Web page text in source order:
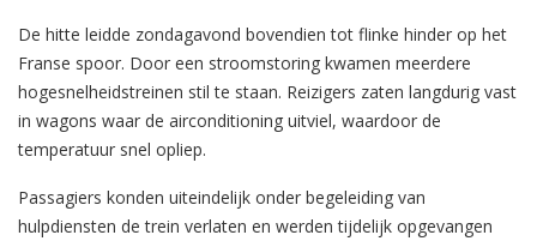
De hitte leidde zondagavond bovendien tot flinke hinder op het
Franse spoor. Door een stroomstoring kwamen meerdere
hogesnelheidstreinen stil te staan. Reizigers zaten langdurig vast
in wagons waar de airconditioning uitviel, waardoor de
temperatuur snel opliep.
Passagiers konden uiteindelijk onder begeleiding van
hulpdiensten de trein verlaten en werden tijdelijk opgevangen